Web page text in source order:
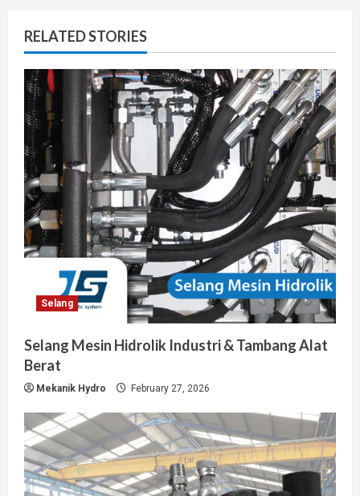
RELATED STORIES
Selang
Selang Mesin Hidrolik Industri & Tambang Alat
Berat
Mekanik Hydro February 27, 2026